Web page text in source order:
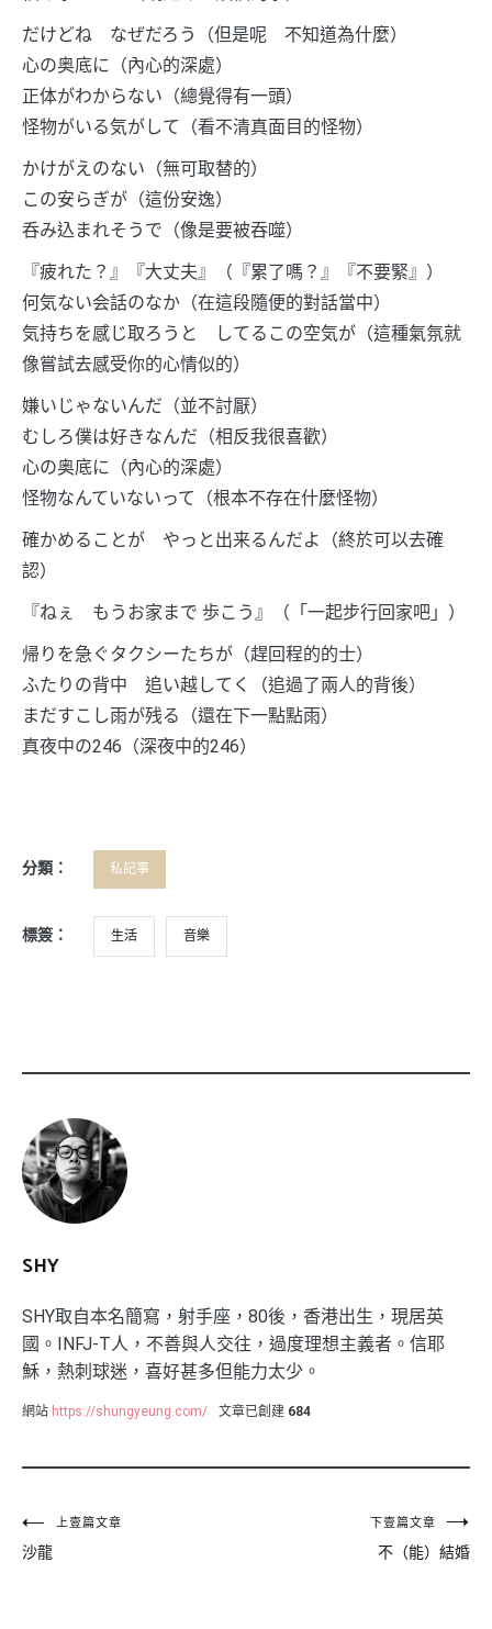
だけどね なぜだろう（但是呢 不知道為什麼）
心の奥底に（內心的深處）
正体がわからない（總覺得有一頭）
怪物がいる気がして（看不清真面目的怪物）
かけがえのない（無可取替的）
この安らぎが（這份安逸）
呑み込まれそうで（像是要被吞噬）
『疲れた？』『大丈夫』（『累了嗎？』『不要緊』）
何気ない会話のなか（在這段隨便的對話當中）
気持ちを感じ取ろうと してるこの空気が（這種氣氛就
像嘗試去感受你的心情似的）
嫌いじゃないんだ（並不討厭）
むしろ僕は好きなんだ（相反我很喜歡）
心の奥底に（內心的深處）
怪物なんていないって（根本不存在什麼怪物）
確かめることが やっと出来るんだよ（終於可以去確
認）
『ねぇ もうお家まで 歩こう』（「一起步行回家吧」）
帰りを急ぐタクシーたちが（趕回程的的士）
ふたりの背中 追い越してく（追過了兩人的背後）
まだすこし雨が残る（還在下一點點雨）
真夜中の246（深夜中的246）
分類： 私記事
標簽： 生活 音樂
SHY
SHY取自本名簡寫，射手座，80後，香港出生，現居英
國。INFJ-T人，不善與人交往，過度理想主義者。信耶
穌，熱刺球迷，喜好甚多但能力太少。
網站 https://shungyeung.com/ 文章已創建 684
文
章
上壹篇文章
沙龍
下壹篇文章
不（能）結婚